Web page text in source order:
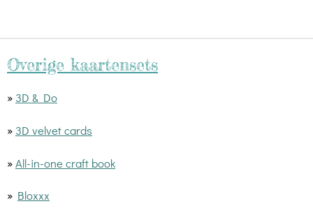
Overige kaartensets
» 3D & Do
» 3D velvet cards
»All-in-one craft book
» Bloxxx